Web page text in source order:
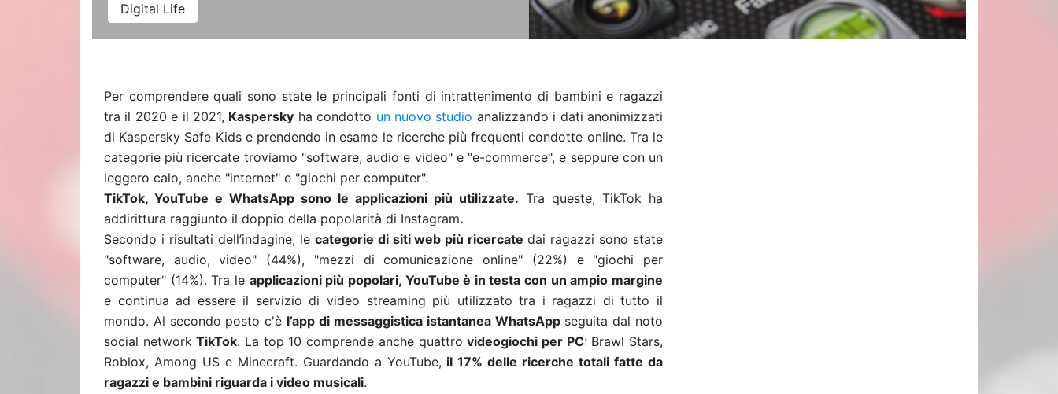
Digital Life
Per comprendere quali sono state le principali fonti di intrattenimento di bambini e ragazzi
tra il 2020 e il 2021, Kaspersky ha condotto un nuovo studio analizzando i dati anonimizzati
di Kaspersky Safe Kids e prendendo in esame le ricerche più frequenti condotte online. Tra le
categorie più ricercate troviamo "software, audio e video" e "e-commerce", e seppure con un
leggero calo, anche "internet" e "giochi per computer".
TikTok, YouTube e WhatsApp sono le applicazioni più utilizzate. Tra queste, TikTok ha
addirittura raggiunto il doppio della popolarità di Instagram.
Secondo i risultati dell’indagine, le categorie di siti web più ricercatedai ragazzi sono state
"software, audio, video" (44%), "mezzi di comunicazione online" (22%) e "giochi per
computer" (14%). Tra le applicazioni più popolari, YouTube è in testa con un ampio margine
e continua ad essereil servizio di video streaming più utilizzato tra i ragazzi di tutto il
mondo. Al secondo posto c'è l’app di messaggistica istantanea WhatsAppseguita dal noto
social networkTikTok. La top 10 comprende anche quattrovideogiochi per PC: Brawl Stars,
Roblox, Among US e Minecraft. Guardando a YouTube, il 17% delle ricerche totali fatte da
ragazzi e bambini riguarda i video musicali.